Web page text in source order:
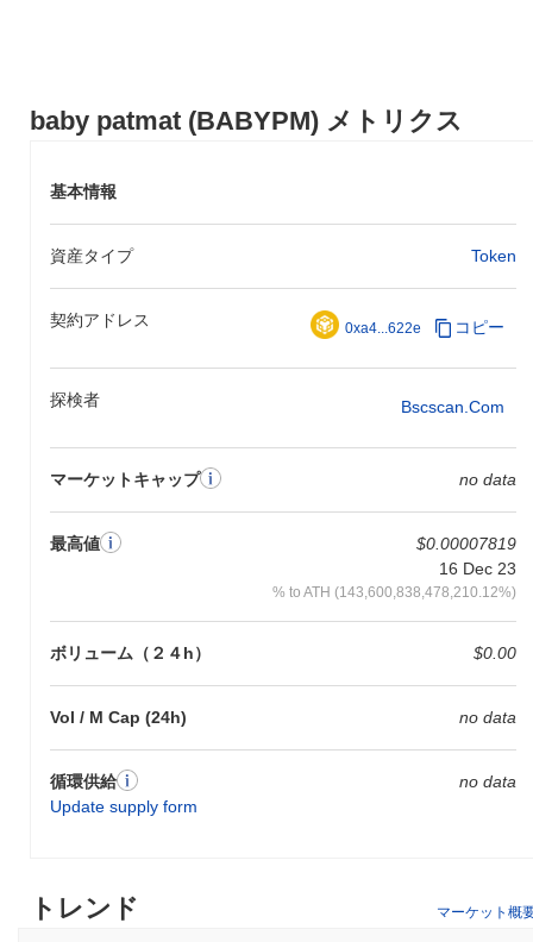
baby patmat (BABYPM) メトリクス
基本情報
資産タイプ Token
契約アドレス 0xa4...622e コピー
探検者 Bscscan.com
マーケットキャップ no data
最高値
$0.00007819
16 Dec 23
% to ATH (143,600,838,478,210.12%)
ボリューム（２４h） $0.00
Vol / M Cap (24h) no data
循環供給
Update supply form
no data
トレンド マーケット概